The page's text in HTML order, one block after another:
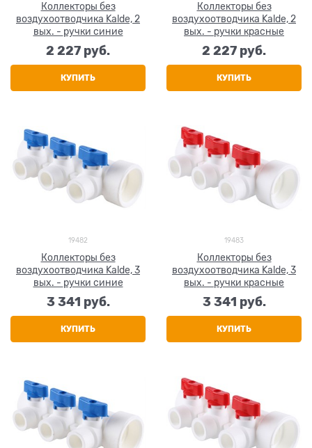
Коллекторы без
воздухоотводчика Kalde, 2
вых. - ручки синие
2 227 руб.
КУПИТЬ
Коллекторы без
воздухоотводчика Kalde, 2
вых. - ручки красные
2 227 руб.
КУПИТЬ
19482
Коллекторы без
воздухоотводчика Kalde, 3
вых. - ручки синие
3 341 руб.
КУПИТЬ
19483
Коллекторы без
воздухоотводчика Kalde, 3
вых. - ручки красные
3 341 руб.
КУПИТЬ